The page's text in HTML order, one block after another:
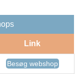
Link
Besøg webshop